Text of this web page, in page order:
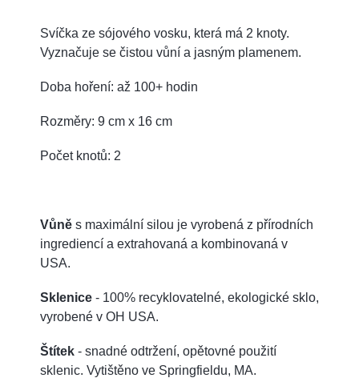
Svíčka ze sójového vosku, která má 2 knoty.
Vyznačuje se čistou vůní a jasným plamenem.
Doba hoření: až 100+ hodin
Rozměry: 9 cm x 16 cm
Počet knotů: 2
Vůně s maximální silou je vyrobená z přírodních
ingrediencí a extrahovaná a kombinovaná v
USA.
Sklenice - 100% recyklovatelné, ekologické sklo,
vyrobené v OH USA.
Štítek - snadné odtržení, opětovné použití
sklenic. Vytištěno ve Springfieldu, MA.